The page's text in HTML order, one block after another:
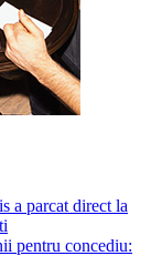
a parcat direct la
pentru concediu: